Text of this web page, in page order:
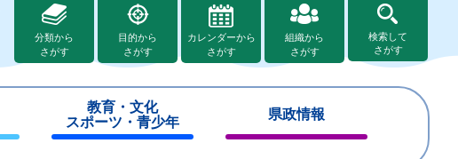
分類から
さがす
目的から
さがす
カレンダーから
さがす
組織から
さがす
検索して
さがす
教育・文化
スポーツ・青少年
県政情報